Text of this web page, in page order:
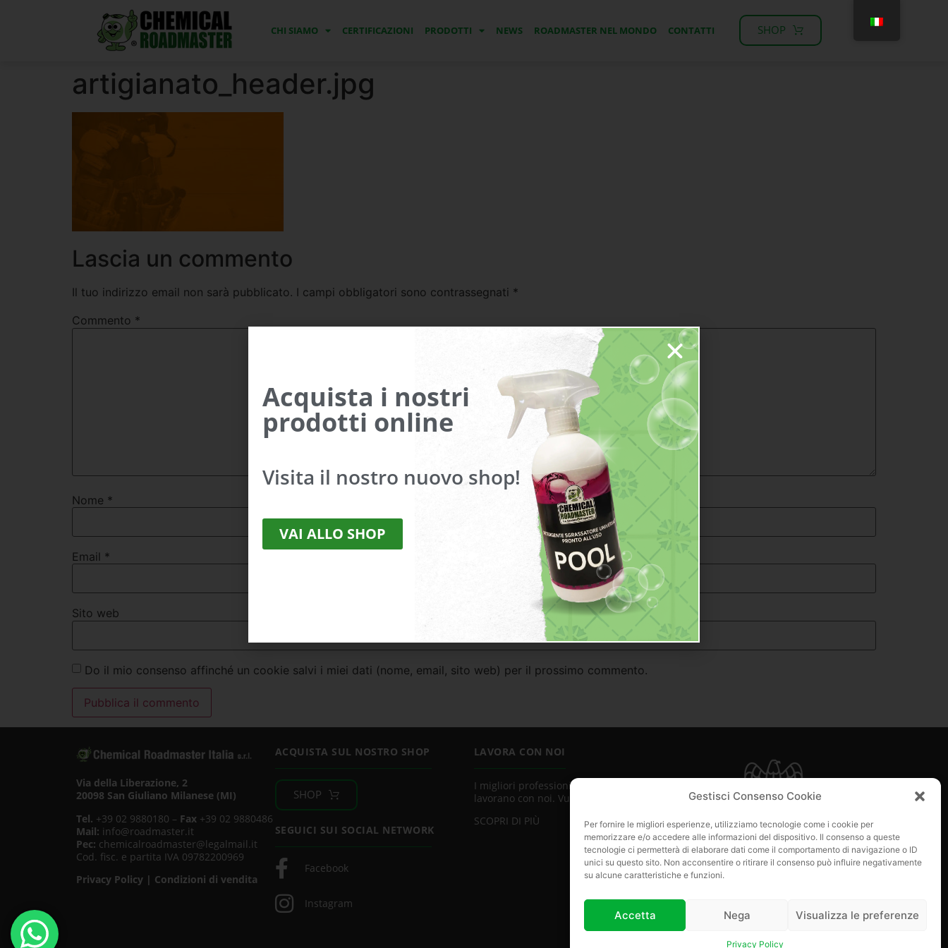
Gestisci Consenso Cookie
Per fornire le migliori esperienze, utilizziamo tecnologie come i cookie per
memorizzare e/o accedere alle informazioni del dispositivo. Il consenso a queste
tecnologie ci permetterà di elaborare dati come il comportamento di navigazione o ID
unici su questo sito. Non acconsentire o ritirare il consenso può influire negativamente
su alcune caratteristiche e funzioni.
Accetta Nega Visualizza le preferenze
Privacy Policy
CHI SIAMO CERTIFICAZIONI PRODOTTI NEWS ROADMASTER NEL MONDO CONTATTI SHOP
artigianato_header.jpg
Lascia un commento
Il tuo indirizzo email non sarà pubblicato. I campi obbligatori sono contrassegnati *
Commento *
Nome *
Email *
Sito web
Do il mio consenso affinché un cookie salvi i miei dati (nome, email, sito web) per il prossimo commento.
Via della Liberazione, 2
20098 San Giuliano Milanese (MI)
Tel. +39 02 9880180 – Fax+39 02 9880486
Mail: info@roadmaster.it
Pec: chemicalroadmaster@legalmail.it
Cod. fisc. e partita IVA 09782200969
Privacy Policy| Condizioni di vendita
ACQUISTA SUL NOSTRO SHOP
SHOP
SEGUICI SUI SOCIAL NETWORK
Facebook
Instagram
LAVORA CON NOI
I migliori professionisti del settore
lavorano con noi. Vuoi essere uno di loro?
SCOPRI DI PIÙ
Acquista i nostri
prodotti online
Visita il nostro nuovo shop!
VAI ALLO SHOP